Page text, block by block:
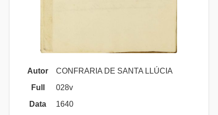
Autor
CONFRARIA DE SANTA LLÚCIA
Full
028v
Data
1640